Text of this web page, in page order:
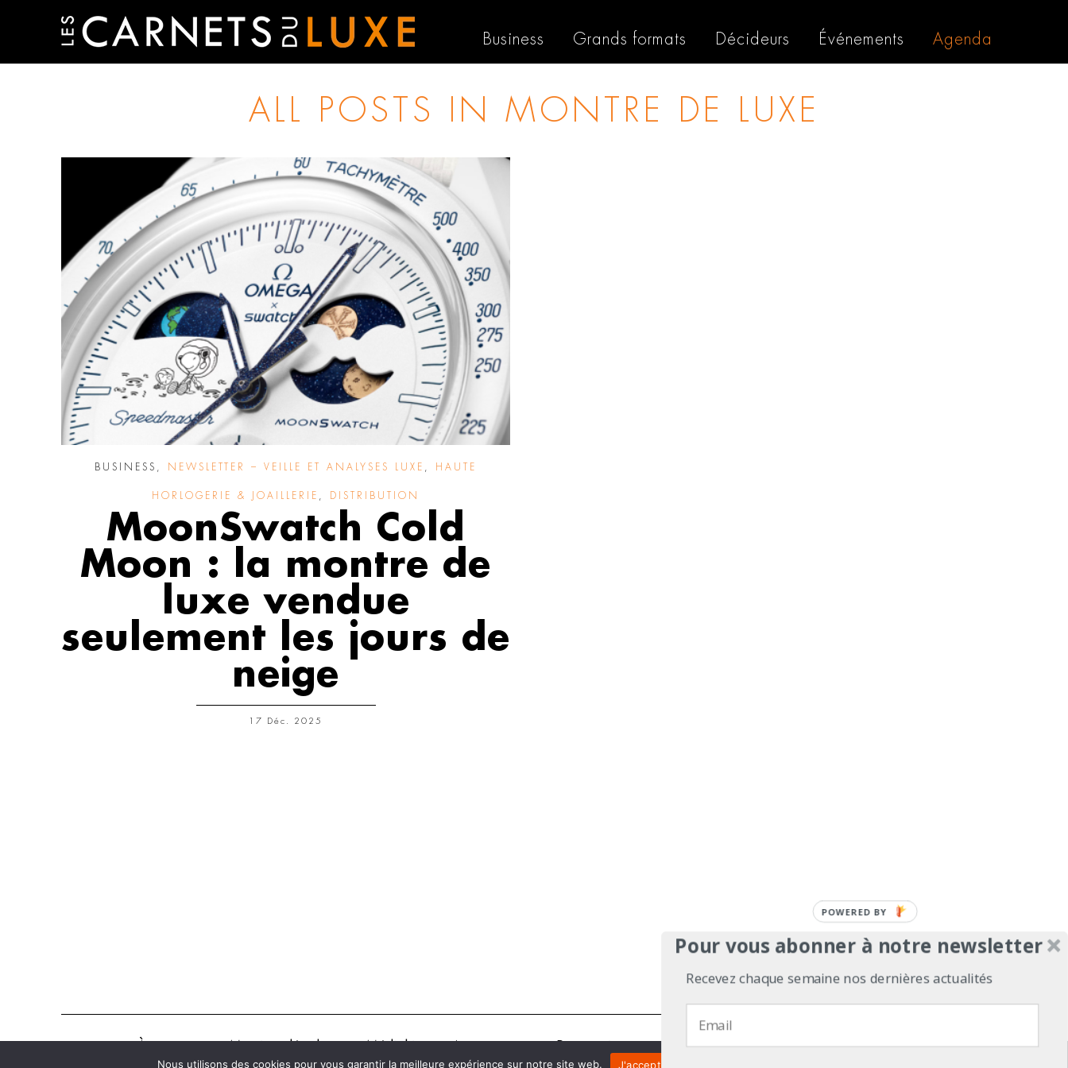
Business Grands formats Décideurs Événements Agenda
ALL POSTS IN MONTRE DE LUXE
BUSINESS NEWSLETTER – VEILLE ET ANALYSES LUXE HAUTE
HORLOGERIE & JOAILLERIE DISTRIBUTION
MoonSwatch Cold
Moon : la montre de
luxe vendue
seulement les jours de
neige
17 Déc. 2025
Les Experts Contact Politique de confidentialité
Nous utilisons des cookies pour vous garantir la meilleure expérience sur notre site web. J'accepte
Pour vous abonner à notre newsletter
Recevez chaque semaine nos dernières actualités
POWERED BY